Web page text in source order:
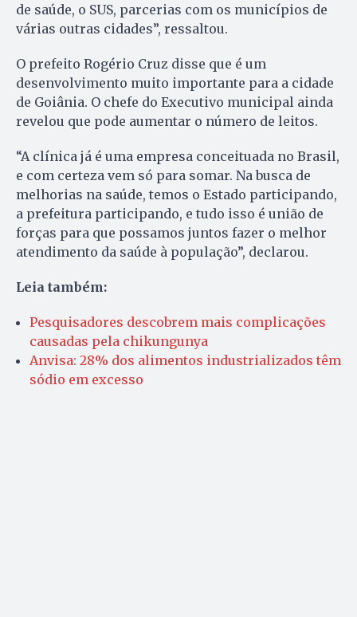
de saúde, o SUS, parcerias com os municípios de
várias outras cidades”, ressaltou.
O prefeito Rogério Cruz disse que é um
desenvolvimento muito importante para a cidade
de Goiânia. O chefe do Executivo municipal ainda
revelou que pode aumentar o número de leitos.
“A clínica já é uma empresa conceituada no Brasil,
e com certeza vem só para somar. Na busca de
melhorias na saúde, temos o Estado participando,
a prefeitura participando, e tudo isso é união de
forças para que possamos juntos fazer o melhor
atendimento da saúde à população”, declarou.
Leia também:
Pesquisadores descobrem mais complicações
causadas pela chikungunya
Anvisa: 28% dos alimentos industrializados têm
sódio em excesso